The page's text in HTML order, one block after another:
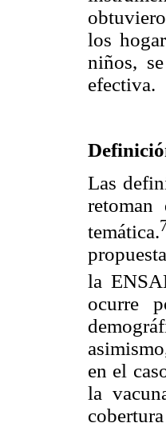
los
niños,
efectiva.
Las
retoman
temática.
la
ocurre
en el
la